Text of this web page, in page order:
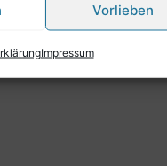
Vorlieben
Impressum